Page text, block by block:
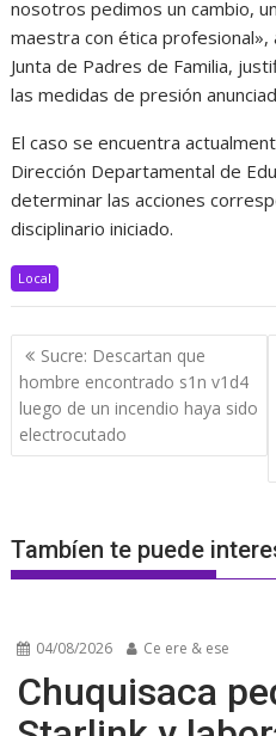
nosotros pedimos un cambio,
maestra con ética
Junta de Padres de Familia,
las medidas de presión
El caso se encuentra
Dirección Departamental de
determinar las acciones
disciplinario iniciado.
Local
Navegación
de
entradas
Sucre: Descartan que
hombre encontrado s1n v1d4
luego de un incendio haya sido
electrocutado
Tambíen te puede
04/08/2026 Ce ere & ese
Chuquisaca